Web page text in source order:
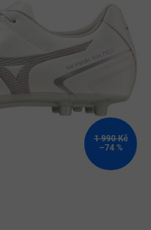
1 990 Kč
–74 %